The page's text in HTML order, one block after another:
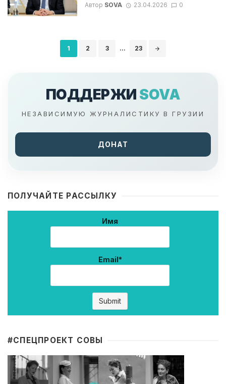
Автор SOVA 23.04.2026 0
1 2 3 ... 23
ПОДДЕРЖИ SOVA
НЕЗАВИСИМУЮ ЖУРНАЛИСТИКУ В ГРУЗИИ
ДОНАТ
ПОЛУЧАЙТЕ РАССЫЛКУ
Имя
Email*
#CПЕЦПРОЕКТ СОВЫ